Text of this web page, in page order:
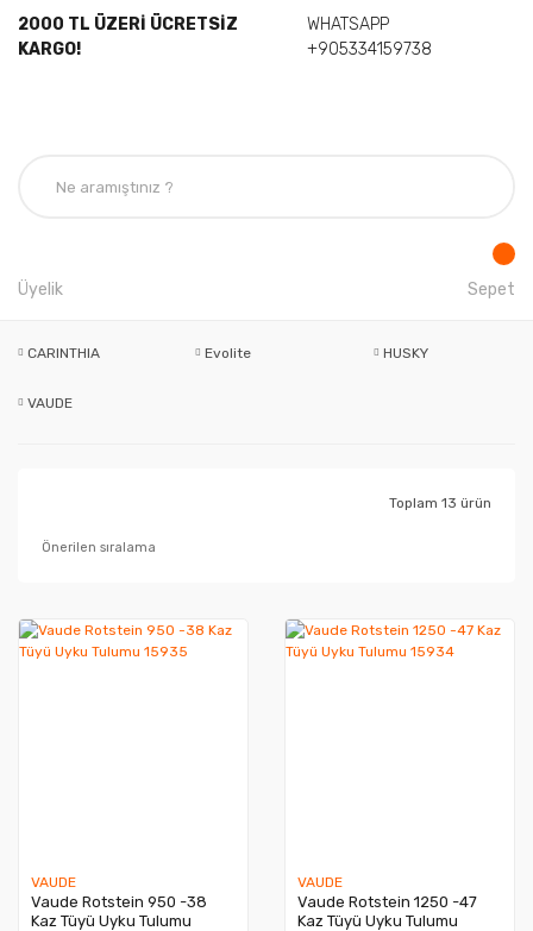
2000 TL ÜZERİ ÜCRETSİZ
KARGO!
WHATSAPP
+905334159738
Üyelik Sepet
CARINTHIA Evolite HUSKY
VAUDE
Toplam 13 ürün
VAUDE
Vaude Rotstein 950 -38
Kaz Tüyü Uyku Tulumu
VAUDE
Vaude Rotstein 1250 -47
Kaz Tüyü Uyku Tulumu